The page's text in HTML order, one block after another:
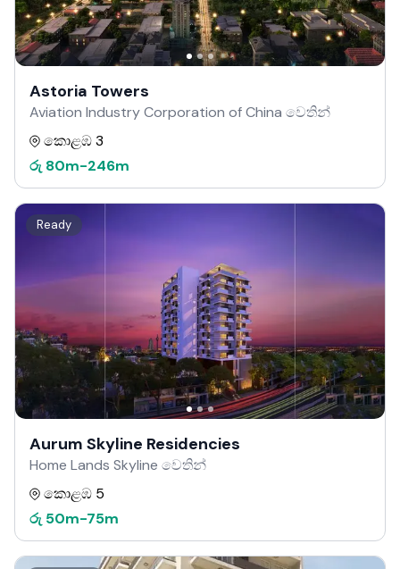
Astoria Towers
Aviation Industry Corporation of China වෙතින්
කොළඹ 3
රු 80m-246m
Ready
Aurum Skyline Residencies
Home Lands Skyline වෙතින්
කොළඹ 5
රු 50m-75m